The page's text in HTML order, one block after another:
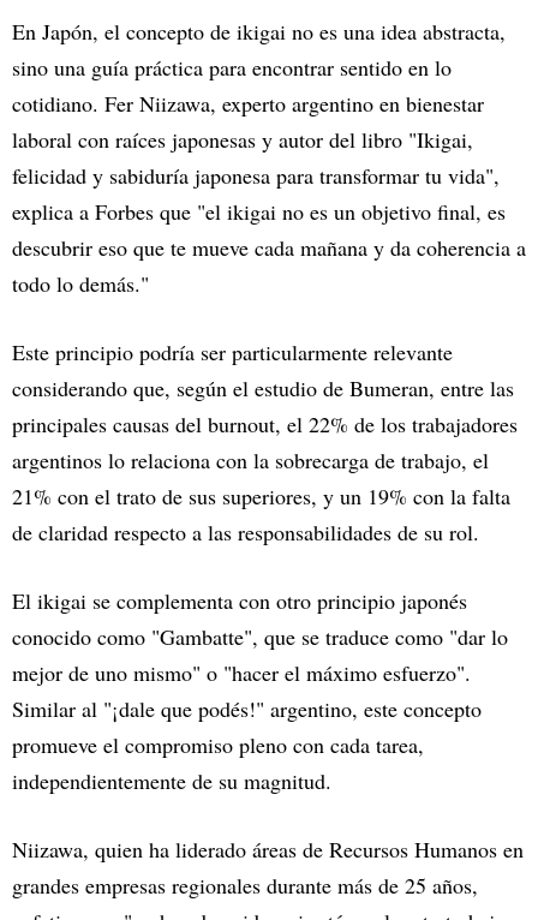
En Japón, el concepto de ikigai no es una idea abstracta,
sino una guía práctica para encontrar sentido en lo
cotidiano. Fer Niizawa, experto argentino en bienestar
laboral con raíces japonesas y autor del libro "Ikigai,
felicidad y sabiduría japonesa para transformar tu vida",
explica a Forbes que "el ikigai no es un objetivo final, es
descubrir eso que te mueve cada mañana y da coherencia a
todo lo demás."
Este principio podría ser particularmente relevante
considerando que, según el estudio de Bumeran, entre las
principales causas del burnout, el 22% de los trabajadores
argentinos lo relaciona con la sobrecarga de trabajo, el
21% con el trato de sus superiores, y un 19% con la falta
de claridad respecto a las responsabilidades de su rol.
El ikigai se complementa con otro principio japonés
conocido como "Gambatte", que se traduce como "dar lo
mejor de uno mismo" o "hacer el máximo esfuerzo".
Similar al "¡dale que podés!" argentino, este concepto
promueve el compromiso pleno con cada tarea,
independientemente de su magnitud.
Niizawa, quien ha liderado áreas de Recursos Humanos en
grandes empresas regionales durante más de 25 años,